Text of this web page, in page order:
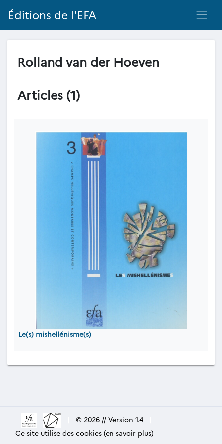
Éditions de l'EFA
Rolland van der Hoeven
Articles (1)
Le(s) mishellénisme(s)
© 2026 // Version 1.4
Ce site utilise des cookies (en savoir plus)